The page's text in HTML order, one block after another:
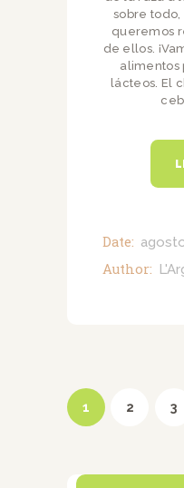
sobre todo,
queremos
de ellos.
alimentos
lácteos. El
Date:
Author:
Navegación
dePAGE
1 PAGE
2 3